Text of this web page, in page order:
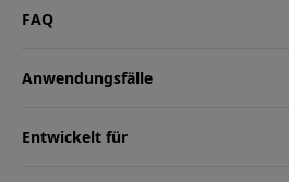
FAQ
Anwendungsfälle
Entwickelt für